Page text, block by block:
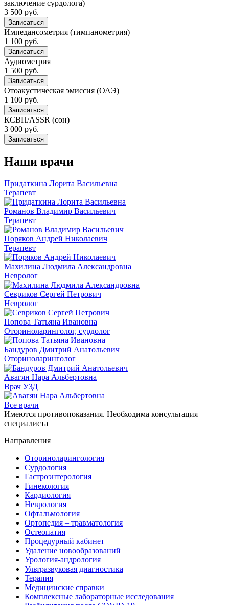
заключение сурдолога)
3 500 руб.
Записаться
Импедансометрия (тимпанометрия)
1 100 руб.
Записаться
Аудиометрия
1 500 руб.
Записаться
Отоакустическая эмиссия (ОАЭ)
1 100 руб.
Записаться
КСВП/ASSR (сон)
3 000 руб.
Записаться
Наши врачи
Придаткина Лорита Васильевна
Терапевт
Романов Владимир Васильевич
Терапевт
Поряков Андрей Николаевич
Терапевт
Махилина Людмила Александровна
Невролог
Севриков Сергей Петрович
Невролог
Попова Татьяна Ивановна
Оториноларинголог, сурдолог
Бандуров Дмитрий Анатольевич
Оториноларинголог
Авагян Нара Альбертовна
Врач УЗД
Все врачи
Имеются противопоказания. Необходима консультация
специалиста
Направления
Оториноларингология
Сурдология
Гастроэнтерология
Гинекология
Кардиология
Неврология
Офтальмология
Ортопедия – травматология
Остеопатия
Процедурный кабинет
Удаление новообразований
Урология-андрология
Ультразвуковая диагностика
Терапия
Медицинские справки
Комплексные лабораторные исследования